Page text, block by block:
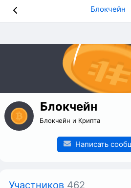
Блокчейн
Блокчейн
Блокчейн и Крипта
Написать
Участников 462